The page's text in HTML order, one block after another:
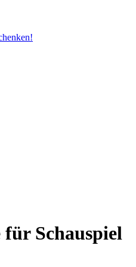
Schauspiel